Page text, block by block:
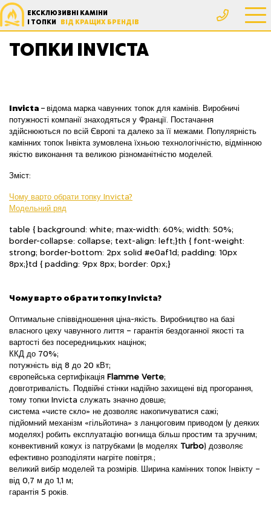
ЕКСКЛЮЗИВНІ КАМІНИ
І ТОПКИ ВІД КРАЩИХ БРЕНДІВ
ТОПКИ INVICTA
Головна Товари з позначками “Топки Invicta”
Invicta – відома марка чавунних топок для камінів. Виробничі
потужності компанії знаходяться у Франції. Постачання
здійснюються по всій Європі та далеко за її межами. Популярність
камінних топок Інвікта зумовлена їхньою технологічністю, відмінною
якістю виконання та великою різноманітністю моделей.
Зміст:
Чому варто обрати топку Invicta?
Модельний ряд
table { background: white; max-width: 60%; width: 50%;
border-collapse: collapse; text-align: left;}th { font-weight:
strong; border-bottom: 2px solid #e0af1d; padding: 10px
8px;}td { padding: 9px 8px; border: 0px;}
Чому варто обрати топку Invicta?
Оптимальне співвідношення ціна-якість. Виробництво на базі
власного цеху чавунного лиття – гарантія бездоганної якості та
вартості без посередницьких націнок;
ККД до 70%;
потужність від 8 до 20 кВт;
європейська сертифікація Flamme Verte;
довготривалість. Подвійні стінки надійно захищені від прогорання,
тому топки Invicta служать значно довше;
система «чисте скло» не дозволяє накопичуватися сажі;
підйомний механізм «гільйотина» з ланцюговим приводом (у деяких
моделях) робить експлуатацію вогнища більш простим та зручним;
конвективний кожух із патрубками (в моделях Turbo) дозволяє
ефективно розподіляти нагріте повітря.;
великий вибір моделей та розмірів. Ширина камінних топок Інвікту –
від 0,7 м до 1,1 м;
гарантія 5 років.